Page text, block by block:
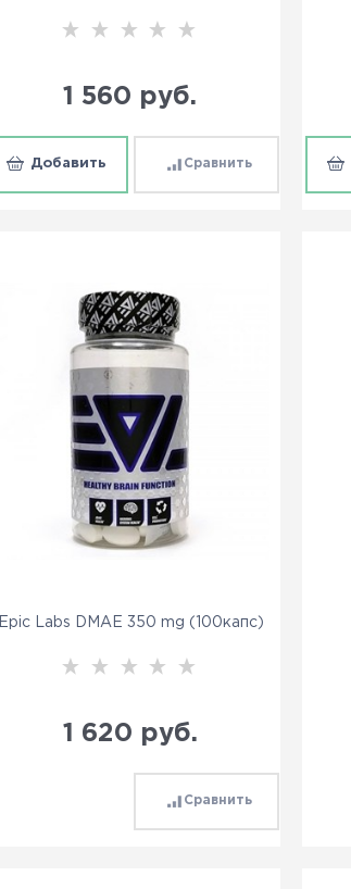
1 560 руб.
Добавить Сравнить
Epic Labs DMAE 350 mg (100капс)
1 620 руб.
Сравнить